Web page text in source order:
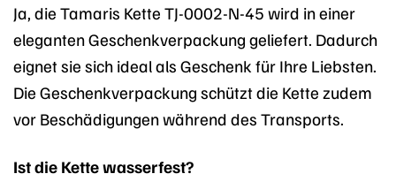
Ja, die Tamaris Kette TJ-0002-N-45 wird in einer
eleganten Geschenkverpackung geliefert. Dadurch
eignet sie sich ideal als Geschenk für Ihre Liebsten.
Die Geschenkverpackung schützt die Kette zudem
vor Beschädigungen während des Transports.
Ist die Kette wasserfest?